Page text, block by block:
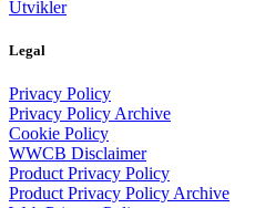
Utvikler
Legal
Privacy Policy
Privacy Policy Archive
Cookie Policy
WWCB Disclaimer
Product Privacy Policy
Product Privacy Policy Archive